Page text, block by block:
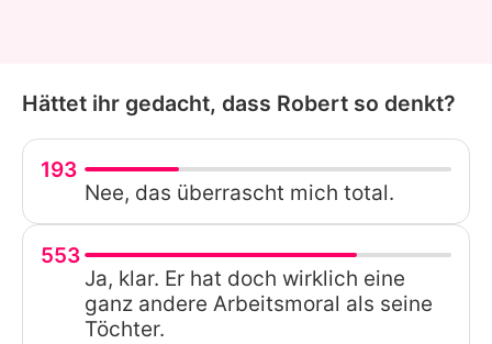
Hättet ihr gedacht, dass Robert so denkt?
193
Nee, das überrascht mich total.
553
Ja, klar. Er hat doch wirklich eine
ganz andere Arbeitsmoral als seine
Töchter.